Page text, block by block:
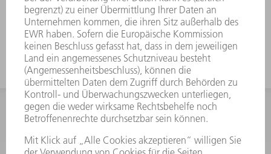
INFORMATION
Häufig gestellte Fragen
Allgemeine Geschäftsbedingungen